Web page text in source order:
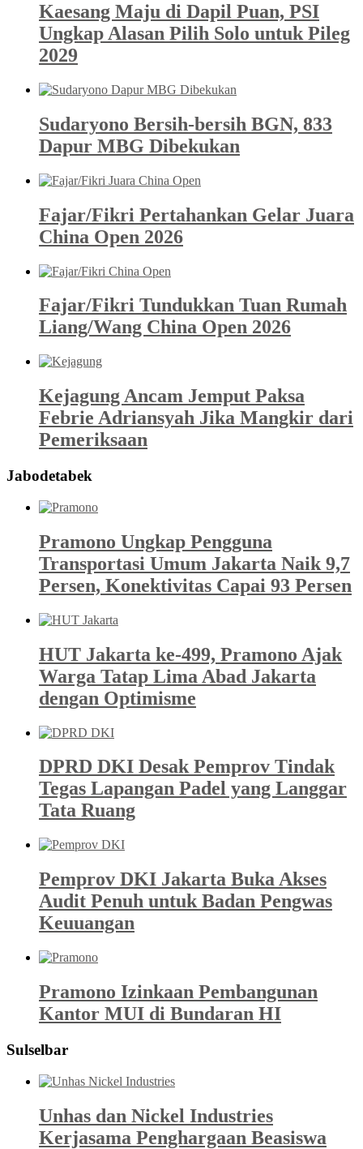
Kaesang Maju di Dapil Puan, PSI
Ungkap Alasan Pilih Solo untuk Pileg
2029
Sudaryono Bersih-bersih BGN, 833
Dapur MBG Dibekukan
Fajar/Fikri Pertahankan Gelar Juara
China Open 2026
Fajar/Fikri Tundukkan Tuan Rumah
Liang/Wang China Open 2026
Kejagung Ancam Jemput Paksa
Febrie Adriansyah Jika Mangkir dari
Pemeriksaan
Jabodetabek
Pramono Ungkap Pengguna
Transportasi Umum Jakarta Naik 9,7
Persen, Konektivitas Capai 93 Persen
HUT Jakarta ke-499, Pramono Ajak
Warga Tatap Lima Abad Jakarta
dengan Optimisme
DPRD DKI Desak Pemprov Tindak
Tegas Lapangan Padel yang Langgar
Tata Ruang
Pemprov DKI Jakarta Buka Akses
Audit Penuh untuk Badan Pengwas
Keuuangan
Pramono Izinkaan Pembangunan
Kantor MUI di Bundaran HI
Sulselbar
Unhas dan Nickel Industries
Kerjasama Penghargaan Beasiswa